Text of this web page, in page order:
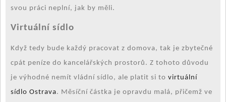
svou práci neplní, jak by měli.
Virtuální sídlo
Když tedy bude každý pracovat z domova, tak je zbytečné
cpát peníze do kancelářských prostorů. Z tohoto důvodu
je výhodné nemít vládní sídlo, ale platit si to virtuální
sídlo Ostrava. Měsíční částka je opravdu malá, přičemž ve